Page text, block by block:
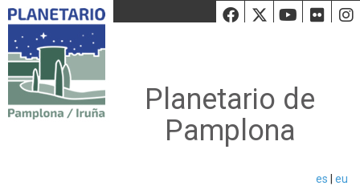
Facebook
Twiiter
Planetario de
Pamplona
es eu